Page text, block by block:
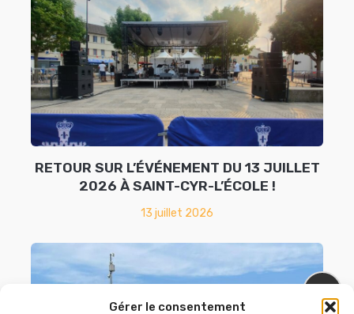
Gérer le consentement
RETOUR SUR L’ÉVÉNEMENT DU 13 JUILLET
2026 À SAINT-CYR-L’ÉCOLE !
13 juillet 2026